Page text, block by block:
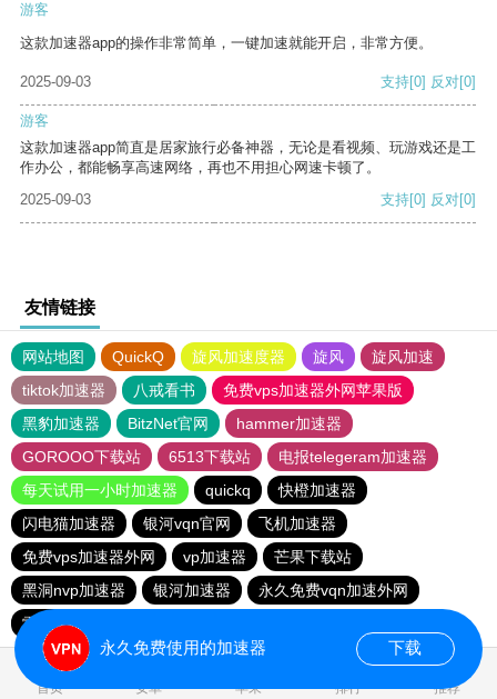
游客
这款加速器app的操作非常简单，一键加速就能开启，非常方便。
2025-09-03 支持[0] 反对[0]
游客
这款加速器app简直是居家旅行必备神器，无论是看视频、玩游戏还是工
作办公，都能畅享高速网络，再也不用担心网速卡顿了。
2025-09-03
支持[0] 反对[0]
友情链接
网站地图 QuickQ 旋风加速度器 旋风
旋风加速
tiktok加速器
八戒看书
免费vps加速器外网苹果版
黑豹加速器
BitzNet官网
hammer加速器
GOROOO下载站
6513下载站
电报telegeram加速器
每天试用一小时加速器
quickq
快橙加速器
闪电猫加速器
银河vqn官网
飞机加速器
免费vps加速器外网
vp加速器
芒果下载站
黑洞nvp加速器
银河加速器
永久免费vqn加速外网
雷轰加速器
首页 安卓 苹果 排行 推荐
永久免费使用的加速器 下载
0.056410s